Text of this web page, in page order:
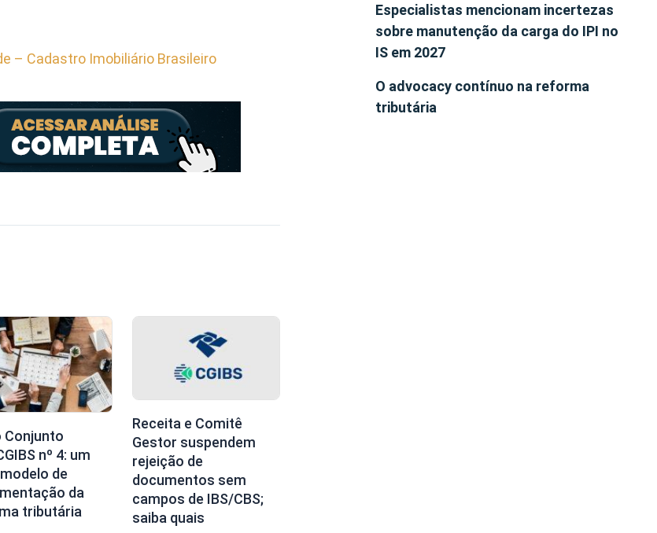
– Cadastro Imobiliário Brasileiro
Conjunto
nº 4: um
de
da
tributária
Receita e Comitê
Gestor suspendem
rejeição de
documentos sem
campos de IBS/CBS;
saiba quais
Especialistas mencionam incertezas
sobre manutenção da carga do IPI no
IS em 2027
O advocacy contínuo na reforma
tributária